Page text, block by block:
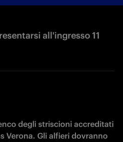
all'ingresso 11
degli striscioni accreditati
Verona. Gli alfieri dovranno